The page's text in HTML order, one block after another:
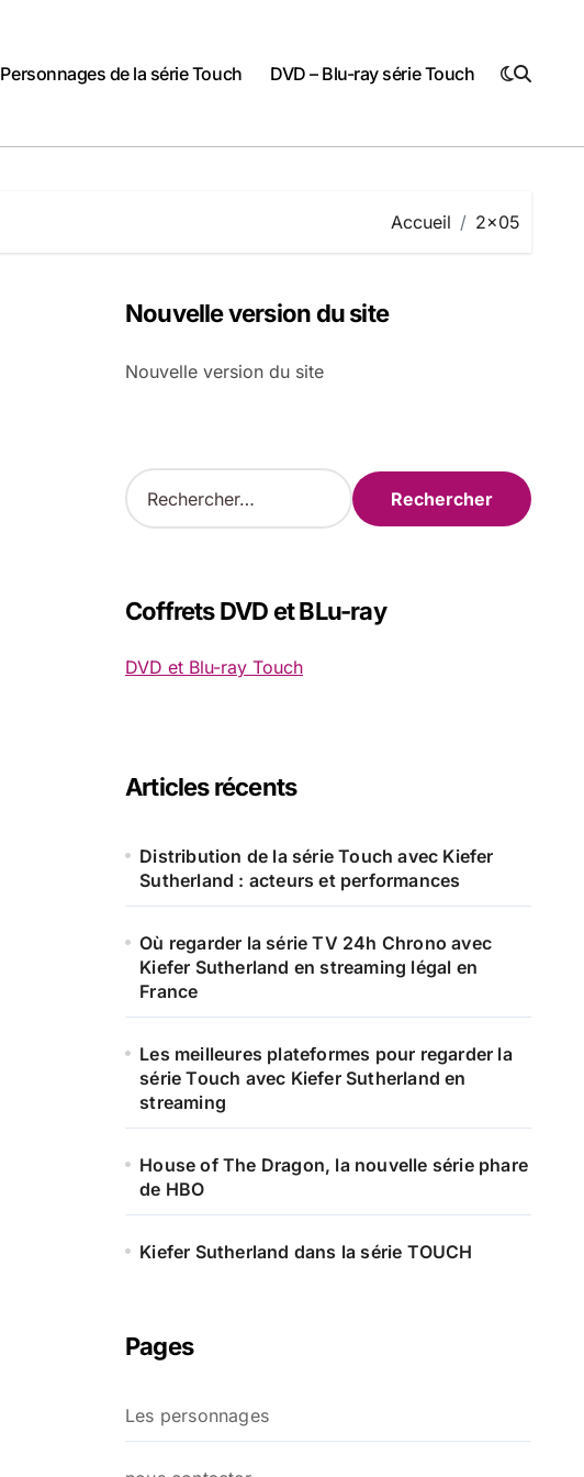
Personnages de la série Touch DVD – Blu-ray série Touch
Accueil 2×05
Nouvelle version du site
Nouvelle version du site
R
e
r
c
e
Coffrets DVD et BLu-ray
DVD et Blu-ray Touch
Articles récents
Distribution de la série Touch avec Kiefer
Sutherland : acteurs et performances
Où regarder la série TV 24h Chrono avec
Kiefer Sutherland en streaming légal en
France
Les meilleures plateformes pour regarder la
série Touch avec Kiefer Sutherland en
streaming
House of The Dragon, la nouvelle série phare
de HBO
Kiefer Sutherland dans la série TOUCH
Pages
Les personnages